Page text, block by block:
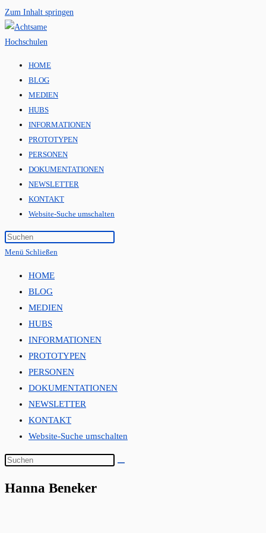
Zum Inhalt springen
HOME
BLOG
MEDIEN
HUBS
INFORMATIONEN
PROTOTYPEN
PERSONEN
DOKUMENTATIONEN
NEWSLETTER
KONTAKT
Website-Suche umschalten
Menü Schließen
HOME
BLOG
MEDIEN
HUBS
INFORMATIONEN
PROTOTYPEN
PERSONEN
DOKUMENTATIONEN
NEWSLETTER
KONTAKT
Website-Suche umschalten
Hanna Beneker